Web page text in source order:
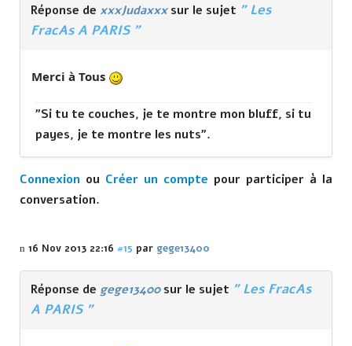
Réponse de xxxJudaxxxsur le sujet " Les
FracAs A PARIS "
Merci à Tous
"Si tu te couches, je te montre mon bluff, si tu
payes, je te montre les nuts".
Connexion ou Créer un compte pour participer à la
conversation.
16 Nov 2013 22:16 #15 par gege13400
Réponse de gege13400sur le sujet " Les FracAs
A PARIS "